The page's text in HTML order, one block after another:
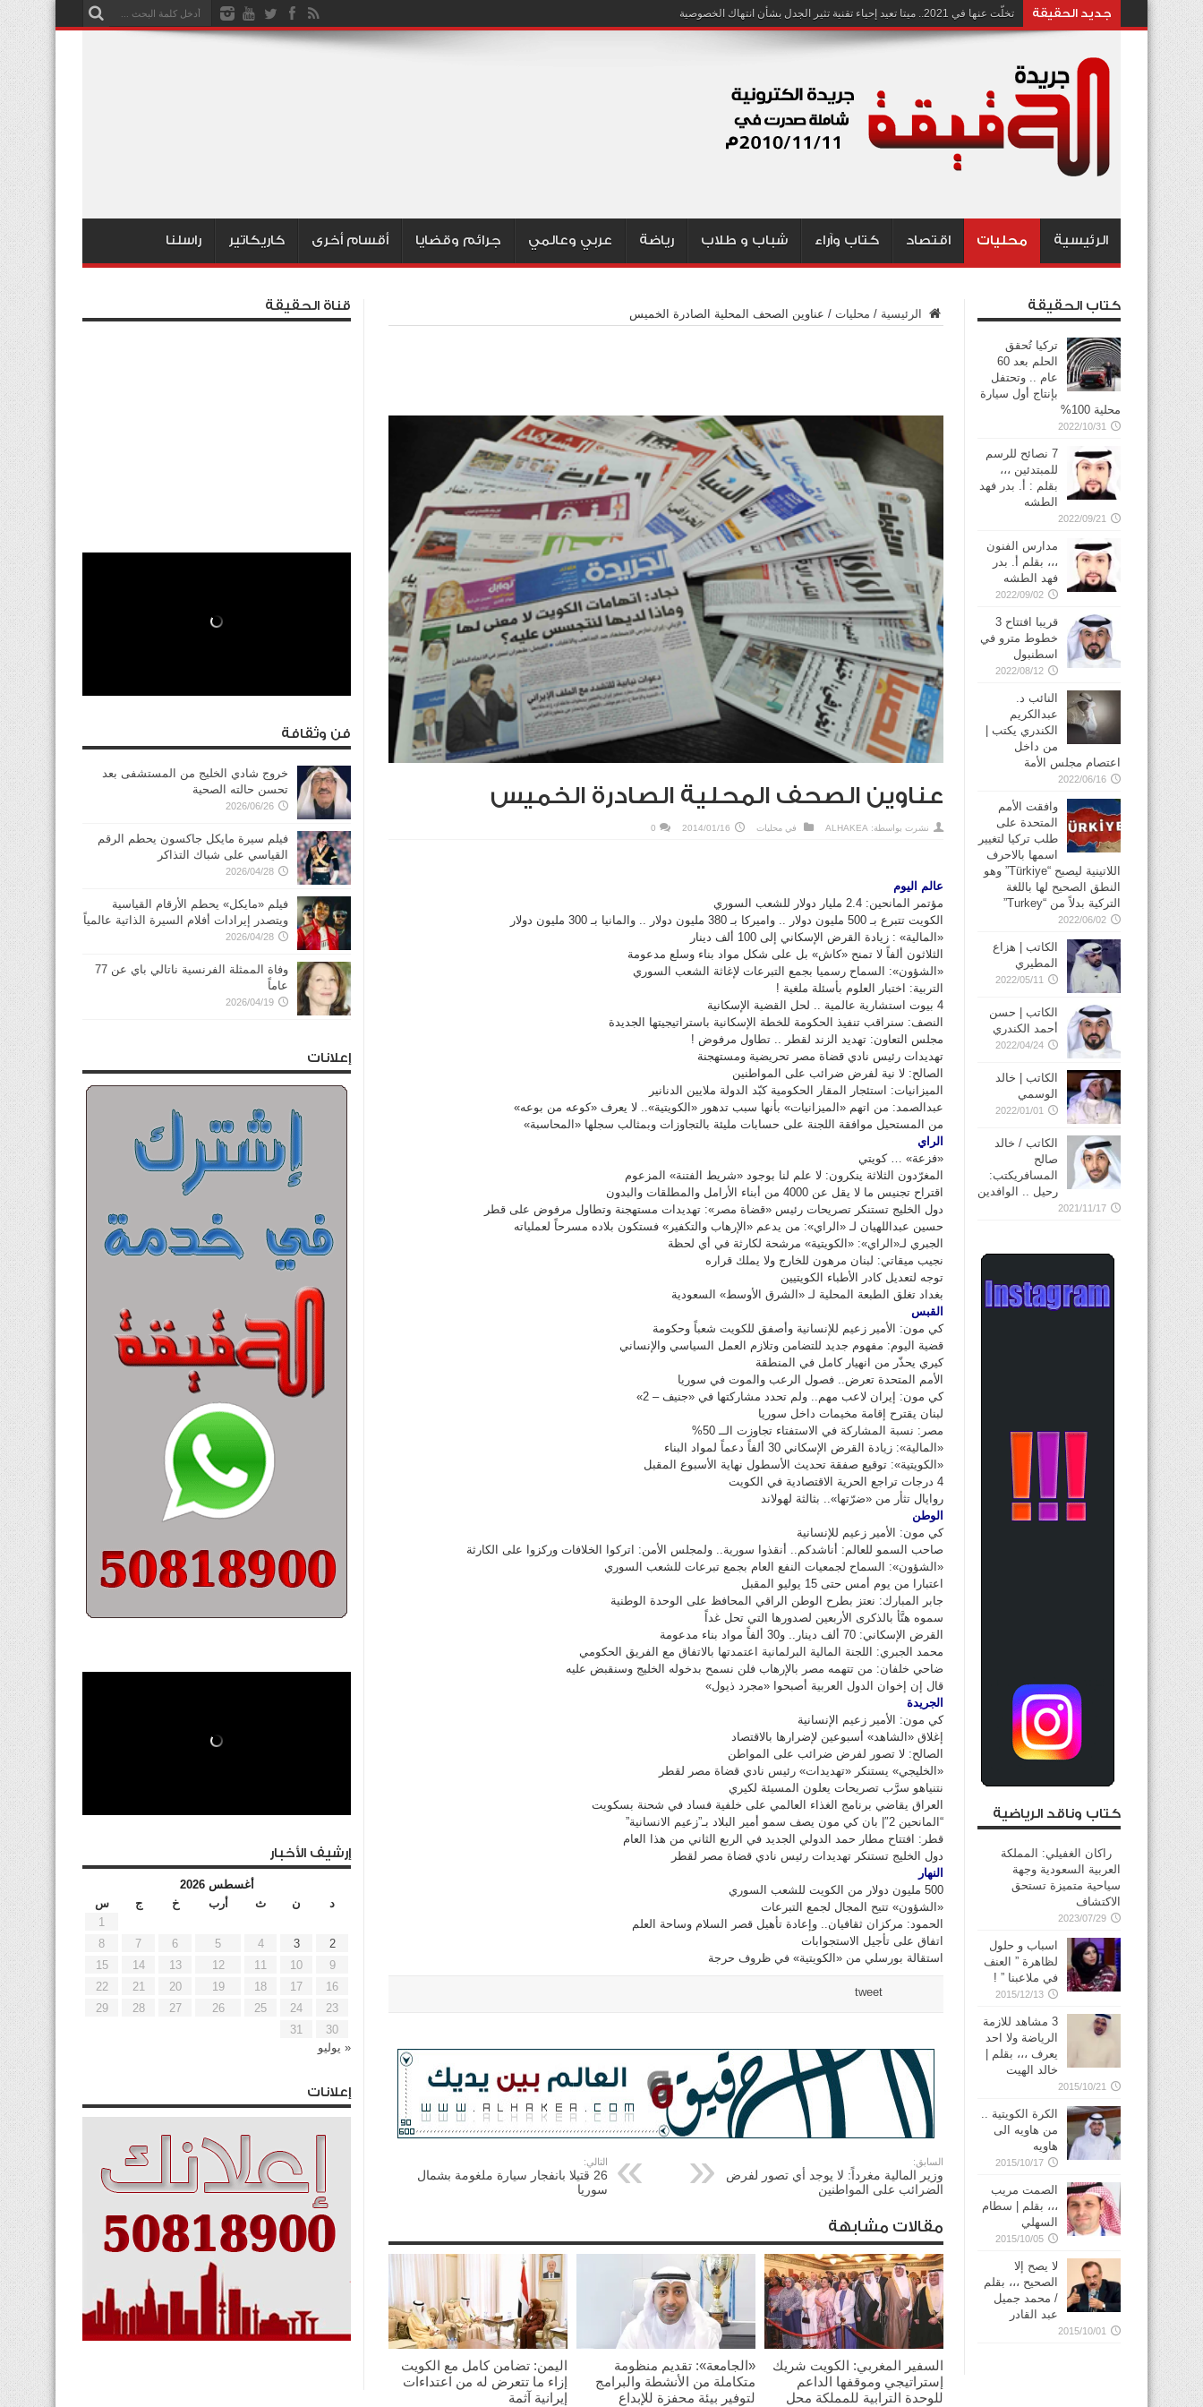
جديد الحقيقة تخلّت عنها في 2021.. ميتا تعيد إحياء تقنية تثير الجدل بشأن انتهاك الخصوصية
الرئيسية محليات اقتصاد كتاب وآراء شباب و طلاب رياضة عربي وعالمي جرائم وقضايا أقسام أخرى كاريكاتير راسلنا
الرئيسية / محليات / عناوين الصحف المحلية الصادرة الخميس
عناوين الصحف المحلية الصادرة الخميس
نشرت بواسطة: ALHAKEA في محليات 2014/01/16
0
عالم اليوم
مؤتمر المانحين: 2.4 مليار دولار للشعب السوري
الكويت تتبرع بـ 500 مليون دولار .. واميركا بـ 380 مليون دولار .. والمانيا بـ 300 مليون دولار
«المالية» : زيادة القرض الإسكاني إلى 100 ألف دينار
الثلاثون ألفاً لا تمنح «كاش» بل على شكل مواد بناء وسلع مدعومة
«الشؤون»: السماح رسميا بجمع التبرعات لإغاثة الشعب السوري
التربية: اختبار العلوم بأسئلة ملغية !
4 بيوت استشارية عالمية .. لحل القضية الإسكانية
النصف: سنراقب تنفيذ الحكومة للخطة الإسكانية باستراتيجيتها الجديدة
مجلس التعاون: تهديد الزند لقطر .. تطاول مرفوض !
تهديدات رئيس نادي قضاة مصر تحريضية ومستهجنة
الصالح: لا نية لفرض ضرائب على المواطنين
الميزانيات: استئجار المقار الحكومية كبّد الدولة ملايين الدنانير
عبدالصمد: من اتهم «الميزانيات» بأنها سبب تدهور «الكويتية».. لا يعرف «كوعه من بوعه»
من المستحيل موافقة اللجنة على حسابات مليئة بالتجاوزات وبمثالب سجلها «المحاسبة»
الراي
«فزعة» … كويتي
المغرّدون الثلاثة ينكرون: لا علم لنا بوجود «شريط الفتنة» المزعوم
اقتراح تجنيس ما لا يقل عن 4000 من أبناء الأرامل والمطلقات والبدون
دول الخليج تستنكر تصريحات رئيس «قضاة مصر»: تهديدات مستهجنة وتطاول مرفوض على قطر
حسين عبداللهيان لـ «الراي»: من يدعم «الإرهاب والتكفير» فستكون بلاده مسرحاً لعملياته
الجبري لـ«الراي»: «الكويتية» مرشحة لكارثة في أي لحظة
نجيب ميقاتي: لبنان مرهون للخارج ولا يملك قراره
توجه لتعديل كادر الأطباء الكويتيين
بغداد تغلق الطبعة المحلية لـ «الشرق الأوسط» السعودية
القبس
كي مون: الأمير زعيم للإنسانية وأصفق للكويت شعباً وحكومة
قضية اليوم: مفهوم جديد للتضامن وتلازم العمل السياسي والإنساني
كيري يحذّر من انهيار كامل في المنطقة
الأمم المتحدة تعرض.. فصول الرعب والموت في سوريا
كي مون: إيران لاعب مهم.. ولم تحدد مشاركتها في «جنيف – 2»
لبنان يقترح إقامة مخيمات داخل سوريا
مصر: نسبة المشاركة في الاستفتاء تجاوزت الــ 50%
«المالية»: زيادة القرض الإسكاني 30 ألفاً دعماً لمواد البناء
«الكويتية»: توقيع صفقة تحديث الأسطول نهاية الأسبوع المقبل
4 درجات تراجع الحرية الاقتصادية في الكويت
روايال تثأر من «ضرّتها».. بثالثة لهولاند
الوطن
كي مون: الأمير زعيم للإنسانية
صاحب السمو للعالم: أناشدكم.. أنقذوا سورية.. ولمجلس الأمن: اتركوا الخلافات وركزوا على الكارثة
«الشؤون»: السماح لجمعيات النفع العام بجمع تبرعات للشعب السوري
اعتبارا من يوم أمس حتى 15 يوليو المقبل
جابر المبارك: نعتز بطرح الوطن الراقي المحافظ على الوحدة الوطنية
سموه هنَّأ بالذكرى الأربعين لصدورها التي تحل غداً
القرض الإسكاني: 70 ألف دينار.. و30 ألفاً مواد بناء مدعومة
محمد الجبري: اللجنة المالية البرلمانية اعتمدتها بالاتفاق مع الفريق الحكومي
ضاحي خلفان: من تتهمه مصر بالإرهاب فلن نسمح بدخوله الخليج وسنقبض عليه
قال إن إخوان الدول العربية أصبحوا «مجرد ذيول»
الجريدة
كي مون: الأمير زعيم الإنسانية
إغلاق «الشاهد» أسبوعين لإضرارها بالاقتصاد
الصالح: لا تصور لفرض ضرائب على المواطن
«الخليجي» يستنكر «تهديدات» رئيس نادي قضاة مصر لقطر
نتنياهو سرَّب تصريحات يعلون المسيئة لكيري
العراق يقاضي برنامج الغذاء العالمي على خلفية فساد في شحنة بسكويت
“المانحين 2″| بان كي مون يصف سمو أمير البلاد بـ”زعيم الانسانية”
قطر: افتتاح مطار حمد الدولي الجديد في الربع الثاني من هذا العام
دول الخليج تستنكر تهديدات رئيس نادي قضاة مصر لقطر
النهار
500 مليون دولار من الكويت للشعب السوري
«الشؤون» تتيح المجال لجمع التبرعات
الحمود: مركزان ثقافيان.. وإعادة تأهيل قصر السلام وساحة العلم
اتفاق على تأجيل الاستجوابات
استقالة بورسلي من «الكويتية» في ظروف حرجة
tweet
السابق:
وزير المالية مغرداً: لا يوجد أي تصور لفرض
الضرائب على المواطنين
التالي:
26 قتيلا بانفجار سيارة ملغومة بشمال
سوريا
مقالات مشابهة
السفير المغربي: الكويت شريك
إستراتيجي وموقفها الداعم
للوحدة الترابية للمملكة محل
«الجامعة»: تقديم منظومة
متكاملة من الأنشطة والبرامج
لتوفير بيئة محفزة للإبداع
اليمن: تضامن كامل مع الكويت
إزاء ما تتعرض له من اعتداءات
إيرانية آثمة
كتاب الحقيقة
تركيا تُحقق
الحلم بعد 60
عام .. وتحتفل
بإنتاج أول سيارة
محلية 100%
2022/10/31
7 نصائح للرسم
للمبتدئين ،،،
بقلم : أ. بدر فهد
الطشه
2022/09/21
مدارس الفنون
،،، بقلم أ. بدر
فهد الطشه
2022/09/02
قريبا افتتاح 3
خطوط مترو في
2022/08/12
النائب د.
عبدالكريم
الكندري يكتب |
من داخل
اعتصام مجلس الأمة
2022/06/16
وافقت الأمم
المتحدة على
طلب تركيا لتغيير
اسمها بالاحرف
اللاتينية ليصبح “Türkiye” وهو
النطق الصحيح لها باللغة
التركية بدلاً من “Turkey”
2022/06/02
الكاتب | هزاع
المطيري
2022/05/11
الكاتب | حسن
أحمد الكندري
2022/04/24
الكاتب | خالد
الوسمي
2022/01/01
الكاتب / خالد
صالح
المسافريكتب:
رحيل .. الوافدين
2021/11/17
كتاب وناقد الرياضية
راكان الغفيلي: المملكة
العربية السعودية وجهة
سياحية متميزة تستحق
الاكتشاف
2023/07/29
اسباب و حلول
لظاهرة ” العنف
في ملاعبنا ” !
2015/12/13
3 مشاهد للازمة
الرياضة ولا احد
يعرف ،،، بقلم |
خالد الهيت
2015/10/21
الكرة الكويتية ..
من هاويه الى
هاويه
2015/10/17
الصمت مريب
،،، بقلم | سطام
السهلي
2015/10/05
لا يصح إلا
الصحيح ،،، بقلم
/ محمد جميل
عبد القادر
2015/10/01
قناة الحقيقة
فن وثقافة
خروج شادي الخليج من المستشفى بعد
تحسن حالته الصحية
2026/06/26
فيلم سيرة مايكل جاكسون يحطم الرقم
القياسي على شباك التذاكر
2026/04/28
فيلم «مايكل» يحطم الأرقام القياسية
ويتصدر إيرادات أفلام السيرة الذاتية عالمياً
2026/04/28
وفاة الممثلة الفرنسية ناتالي باي عن 77
عاماً
2026/04/19
إعلانات
إرشيف الأخبار
أغسطس 2026
د
ن ث أرب خ ج
س
1
2
3
4
5
6
7
8
9
10
11
12
13
14
15
16
17
18
19
20
21
22
23
24
25
26
27
28
29
30
31
« يوليو
إعلانات